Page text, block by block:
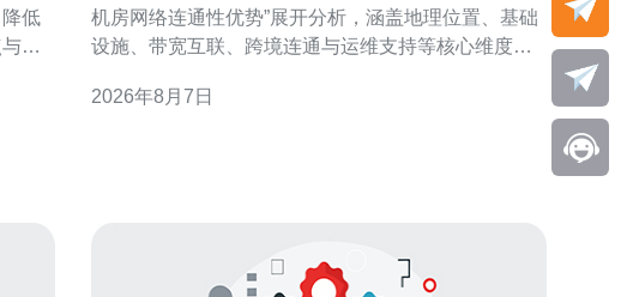
低
可
机房网络连通性优势”展开分析，涵盖地理位置、基础
设施、带宽互联、跨境连通与运维支持等核心维度，
理与网络枢纽优势 香港上水位于新界北部，毗邻深圳
2026年8月7日